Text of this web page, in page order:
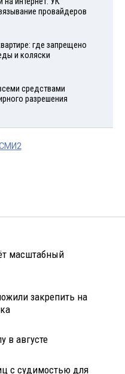
провайдеров
где запрещено
и коляски
средствами
разрешения
масштабный
закрепить на
в августе
с судимостью для